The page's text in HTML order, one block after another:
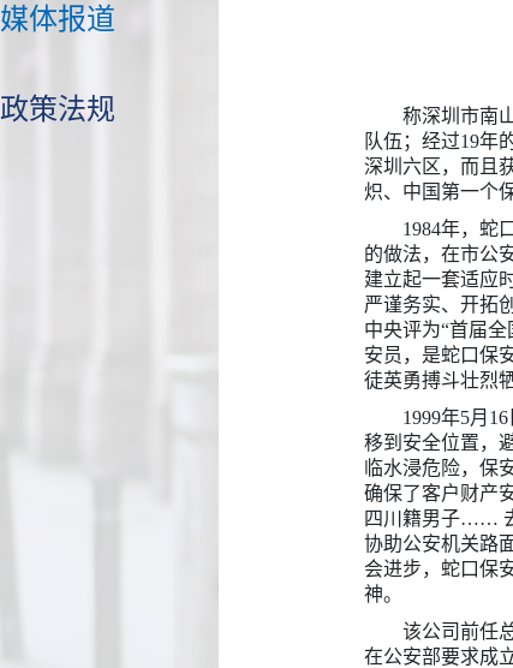
媒体报道
政策法规
称深圳市南
队伍；经过19年
深圳六区，而且
炽、中国第一个
1984年，蛇
的做法，在市公
建立起一套适应
严谨务实、开拓
中央评为“首届
安员，是蛇口保
徒英勇搏斗壮烈
1999年5月
移到安全位置，
临水浸危险，保
确保了客户财产
四川籍男子……
协助公安机关路
会进步，蛇口保
神。
该公司前任
在公安部要求成